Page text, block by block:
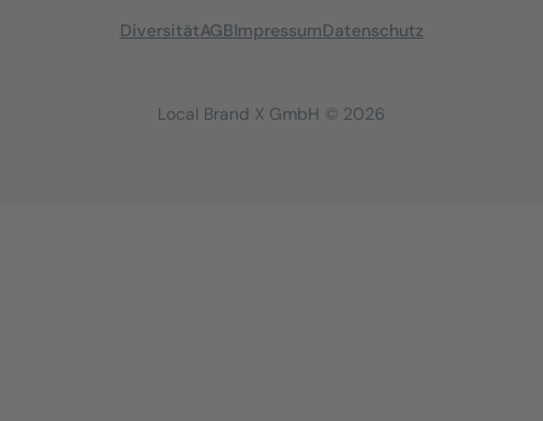
Local Brand X GmbH © 2026
DiversitätAGBImpressumDatenschutz